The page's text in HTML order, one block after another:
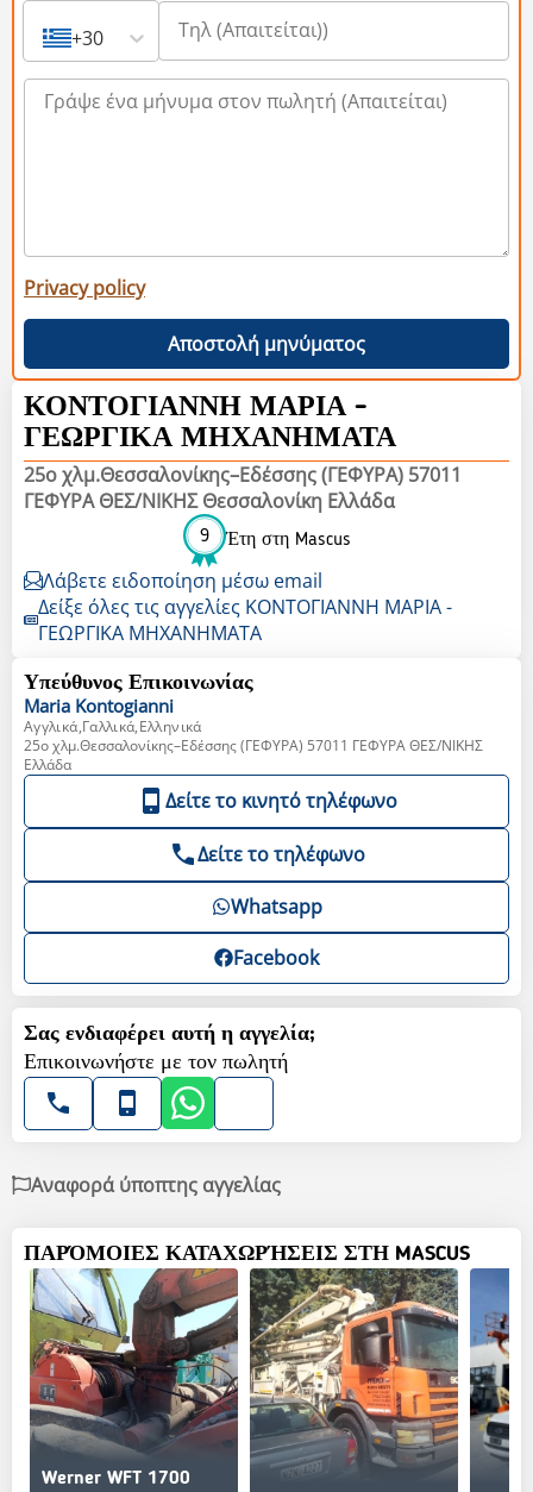
+30
Privacy policy
Αποστολή μηνύματος
ΚΟΝΤΟΓΙΑΝΝΗ ΜΑΡΙΑ -
ΓΕΩΡΓΙΚΑ ΜΗΧΑΝΗΜΑΤΑ
25ο χλμ.Θεσσαλονίκης–Εδέσσης (ΓΕΦΥΡΑ) 57011
ΓΕΦΥΡΑ ΘΕΣ/ΝΙΚΗΣ Θεσσαλονίκη Ελλάδα
9 Έτη στη Mascus
Λάβετε ειδοποίηση μέσω email
Δείξε όλες τις αγγελίες ΚΟΝΤΟΓΙΑΝΝΗ ΜΑΡΙΑ -
ΓΕΩΡΓΙΚΑ ΜΗΧΑΝΗΜΑΤΑ
Υπεύθυνος Επικοινωνίας
Maria Kontogianni
Αγγλικά,Γαλλικά,Ελληνικά
25ο χλμ.Θεσσαλονίκης–Εδέσσης (ΓΕΦΥΡΑ) 57011 ΓΕΦΥΡΑ ΘΕΣ/ΝΙΚΗΣ
Ελλάδα
Δείτε το κινητό τηλέφωνο
Δείτε το τηλέφωνο
Whatsapp
Facebook
Σας ενδιαφέρει αυτή η αγγελία;
Επικοινωνήστε με τον πωλητή
Αναφορά ύποπτης αγγελίας
ΠΑΡΌΜΟΙΕΣ ΚΑΤΑΧΩΡΉΣΕΙΣ ΣΤΗ MASCUS
Werner WFT 1700